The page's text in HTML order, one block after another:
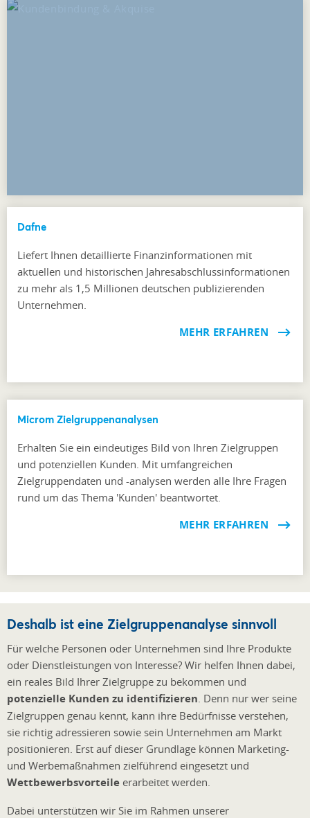
Dafne
Liefert Ihnen detaillierte Finanzinformationen mit
aktuellen und historischen Jahresabschlussinformationen
zu mehr als 1,5 Millionen deutschen publizierenden
Unternehmen.
MEHR ERFAHREN
Microm Zielgruppenanalysen
Erhalten Sie ein eindeutiges Bild von Ihren Zielgruppen
und potenziellen Kunden. Mit umfangreichen
Zielgruppendaten und -analysen werden alle Ihre Fragen
rund um das Thema 'Kunden' beantwortet.
MEHR ERFAHREN
Deshalb ist eine Zielgruppenanalyse sinnvoll
Für welche Personen oder Unternehmen sind Ihre Produkte
oder Dienstleistungen von Interesse? Wir helfen Ihnen dabei,
ein reales Bild Ihrer Zielgruppe zu bekommen und
potenzielle Kunden zu identifizieren . Denn nur wer seine
Zielgruppen genau kennt, kann ihre Bedürfnisse verstehen,
sie richtig adressieren sowie sein Unternehmen am Markt
positionieren. Erst auf dieser Grundlage können Marketing-
und Werbemaßnahmen zielführend eingesetzt und
Wettbewerbsvorteile erarbeitet werden.
Dabei unterstützen wir Sie im Rahmen unserer